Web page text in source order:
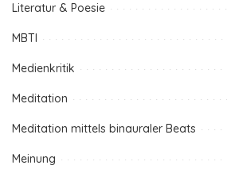
Literatur & Poesie
MBTI
Medienkritik
Meditation
Meditation mittels binauraler Beats
Meinung